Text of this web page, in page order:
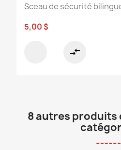
Sceau de sécurité
5,00 $
compare_arrows
8 autres produits